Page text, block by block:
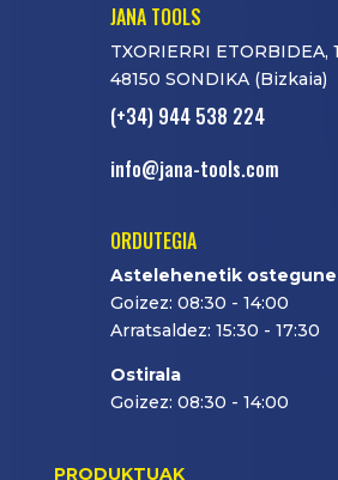
JANA TOOLS
TXORIERRI ETORBIDEA,
48150 SONDIKA (Bizkaia)
(+34) 944 538 224
info@jana-tools.com
ORDUTEGIA
Astelehenetik
Goizez: 08:30 - 14:00
Arratsaldez: 15:30 - 17:30
Ostirala
Goizez: 08:30 - 14:00
PRODUKTUAK